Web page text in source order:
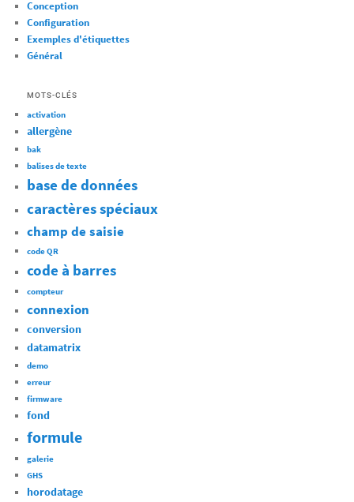
Conception
Configuration
Exemples d'étiquettes
Général
MOTS-CLÉS
activation
allergène
bak
balises de texte
base de données
caractères spéciaux
champ de saisie
code QR
code à barres
compteur
connexion
conversion
datamatrix
demo
erreur
firmware
fond
formule
galerie
GHS
horodatage